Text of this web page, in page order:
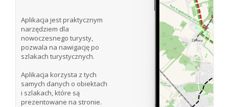
Aplikacja jest praktycznym
narzędziem dla
nowoczesnego turysty,
pozwala na nawigację po
szlakach turystycznych.
Aplikacja korzysta z tych
samych danych o obiektach
i szlakach, które są
prezentowane na stronie.